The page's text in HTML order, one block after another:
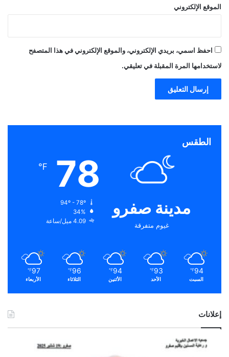
الموقع الإلكتروني
احفظ اسمي، بريدي الإلكتروني، والموقع الإلكتروني في هذا المتصفح
لاستخدامها المرة المقبلة في تعليقي.
الطقس
مدينة صفرو
غيوم متفرقة
78
℉
34%
4.09 ميل/ساعة
94
℉
السبت
93
℉
الأحد
94
℉
الأثنين
96
℉
الثلاثاء
97
℉
الأربعاء
إعلانات